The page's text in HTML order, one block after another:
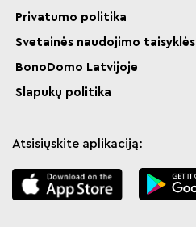
Privatumo politika
Svetainės naudojimo taisyklės
BonoDomo Latvijoje
Slapukų politika
Atsisiųskite aplikaciją: